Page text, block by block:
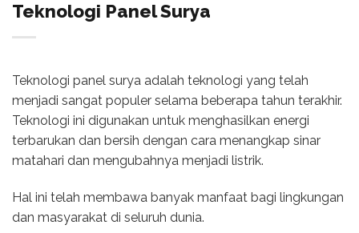
Teknologi Panel Surya
Teknologi panel surya adalah teknologi yang telah
menjadi sangat populer selama beberapa tahun terakhir.
Teknologi ini digunakan untuk menghasilkan energi
terbarukan dan bersih dengan cara menangkap sinar
matahari dan mengubahnya menjadi listrik.
Hal ini telah membawa banyak manfaat bagi lingkungan
dan masyarakat di seluruh dunia.